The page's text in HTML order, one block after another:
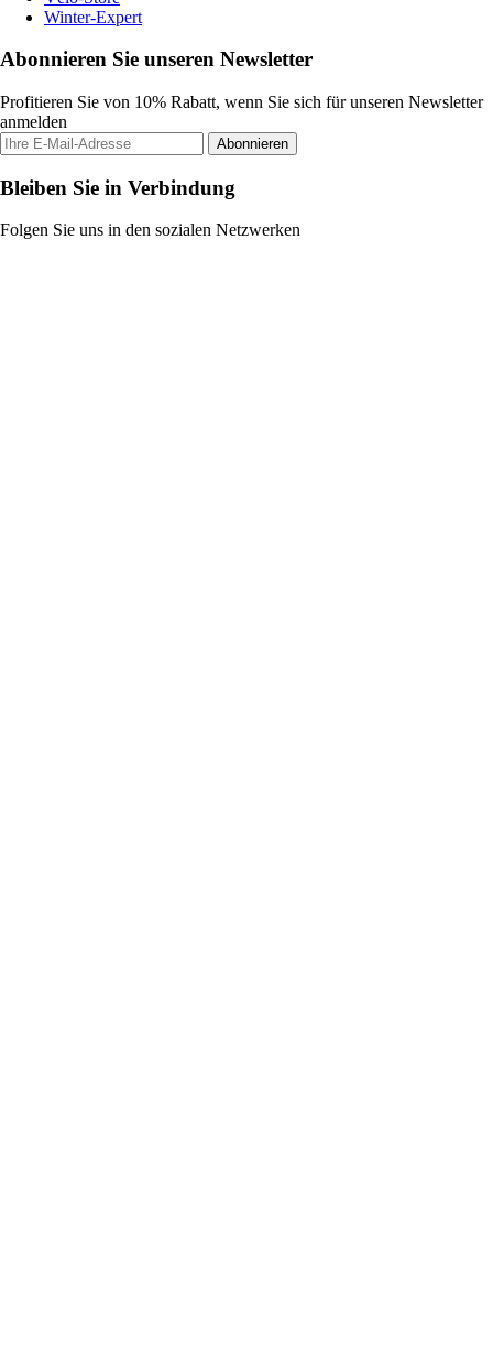
Winter-Expert
Abonnieren Sie unseren Newsletter
Profitieren Sie von 10% Rabatt, wenn Sie sich für unseren Newsletter
anmelden
Abonnieren
Bleiben Sie in Verbindung
Folgen Sie uns in den sozialen Netzwerken